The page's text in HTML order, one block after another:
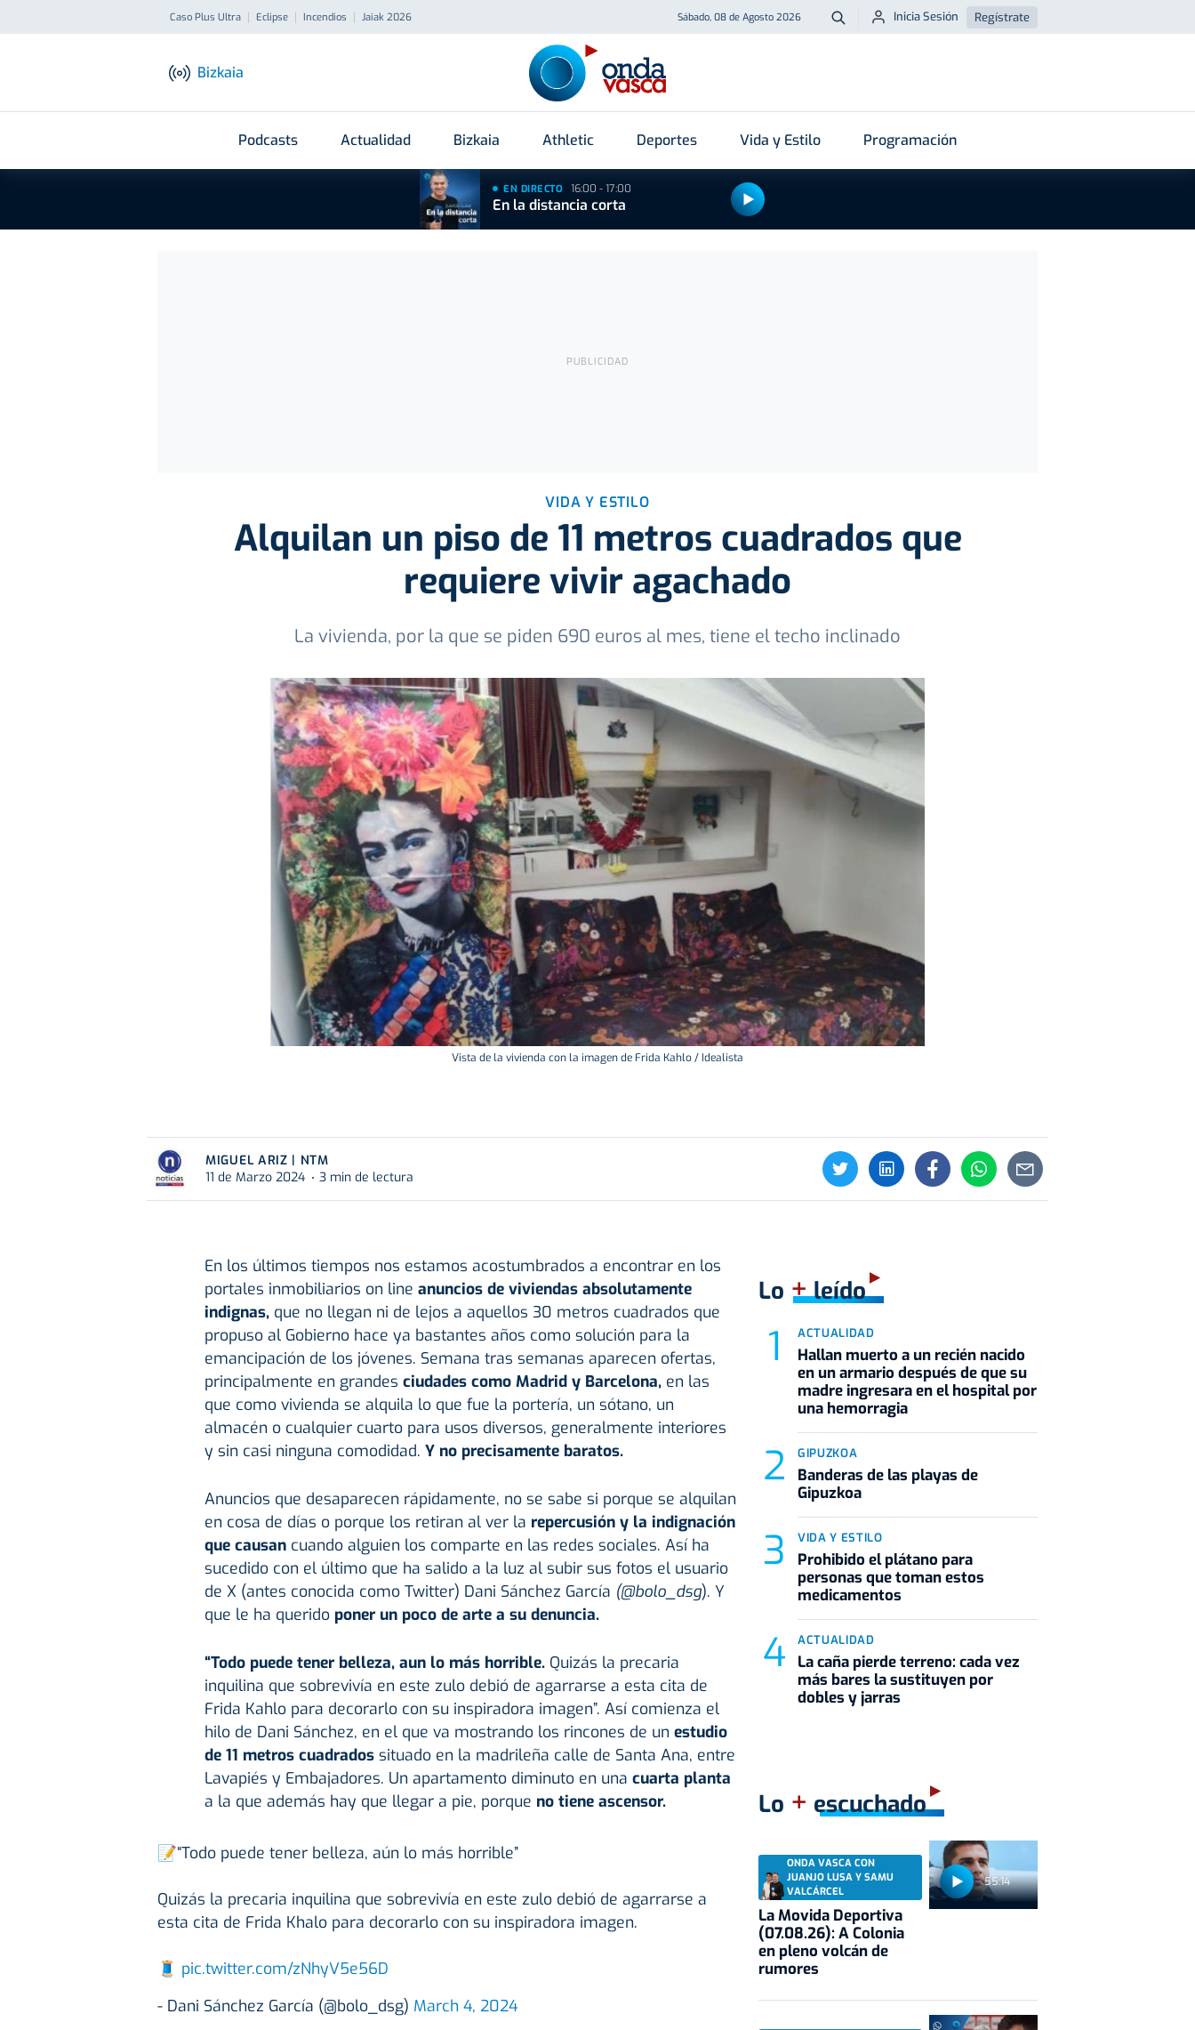
Caso Plus Ultra Eclipse Incendios Jaiak 2026 Sábado, 08 de Agosto 2026 Buscar
Inicia Sesión Regístrate
Bizkaia
Podcasts Actualidad Bizkaia Athletic Deportes Vida y Estilo Programación
EN DIRECTO 16:00 - 17:00
En la distancia corta
VIDA Y ESTILO
Alquilan un piso de 11 metros cuadrados que
requiere vivir agachado
La vivienda, por la que se piden 690 euros al mes, tiene el techo inclinado
Vista de la vivienda con la imagen de Frida Kahlo / Idealista
MIGUEL ARIZ | NTM
11 de Marzo 2024
3 min de lectura
En los últimos tiempos nos estamos acostumbrados a encontrar en los
portales inmobiliarios on line anuncios deviviendas absolutamente
indignas,que no llegan ni de lejos a aquellos 30 metros cuadrados que
propuso al Gobierno hace ya bastantes años como solución para la
emancipación de los jóvenes. Semana tras semanas aparecen ofertas,
principalmente en grandes ciudades como Madrid y Barcelona, en las
que como vivienda se alquila lo que fue la portería, un sótano, un
almacén o cualquier cuarto para usos diversos, generalmente interiores
y sin casi ninguna comodidad. Y no precisamente baratos.
Anuncios que desaparecen rápidamente, no se sabe si porque se alquilan
en cosa de días o porque los retiran al ver la repercusión y la indignación
que causancuando alguien los comparte en las redes sociales. Así ha
sucedido con el último que ha salido a la luz al subir sus fotos el usuario
de X (antes conocida como Twitter) Dani Sánchez García (@bolo_dsg). Y
que le ha queridoponer un poco de arte a su denuncia.
“Todo puede tener belleza, aun lo más horrible.Quizás la precaria
inquilina que sobrevivía en este zulo debió de agarrarse a esta cita de
Frida Kahlo para decorarlo con su inspiradora imagen”. Así comienza el
hilo de Dani Sánchez, en el que va mostrando los rincones de un estudio
de 11 metros cuadradossituado en la madrileña calle de Santa Ana, entre
Lavapiés y Embajadores. Un apartamento diminuto en una cuarta planta
a la que además hay que llegar a pie, porque no tiene ascensor.
📝“Todo puede tener belleza, aún lo más horrible”
Quizás la precaria inquilina que sobrevivía en este zulo debió de agarrarse a
esta cita de Frida Khalo para decorarlo con su inspiradora imagen.
🧵 pic.twitter.com/zNhyV5e56D
- Dani Sánchez García (@bolo_dsg) March 4, 2024
Lo +leído
ACTUALIDAD
Hallan muerto a un recién nacido
en un armario después de que su
madre ingresara en el hospital por
una hemorragia
GIPUZKOA
Banderas de las playas de
Gipuzkoa
VIDA Y ESTILO
Prohibido el plátano para
personas que toman estos
medicamentos
ACTUALIDAD
La caña pierde terreno: cada vez
más bares la sustituyen por
dobles y jarras
Lo + escuchado
55:14
ONDA VASCA CON
JUANJO LUSA Y SAMU
VALCÁRCEL
La Movida Deportiva
(07.08.26): A Colonia
en pleno volcán de
rumores